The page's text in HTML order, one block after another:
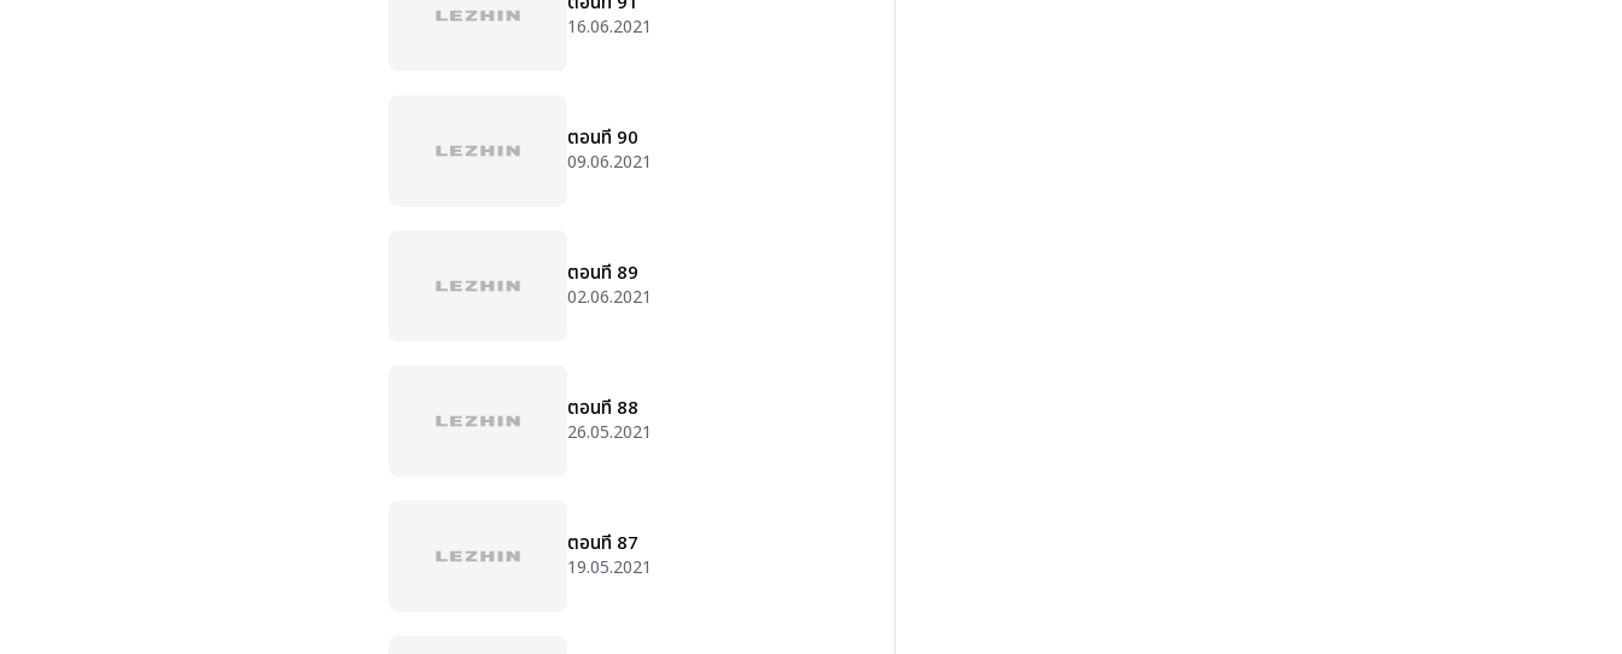
16.06.2021
ตอนที่ 90
09.06.2021
ตอนที่ 89
02.06.2021
ตอนที่ 88
26.05.2021
ตอนที่ 87
19.05.2021